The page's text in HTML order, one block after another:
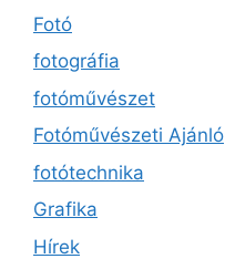
Fotó
fotográfia
fotóművészet
Fotóművészeti Ajánló
fotótechnika
Grafika
Hírek